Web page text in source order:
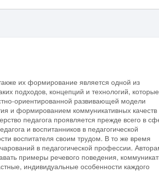
их формирование является одной из
подходов, концепций и технологий, которые
ориентированной развивающей модели
и формированием коммуникативных качеств
педагога проявляется прежде всего в
и воспитанников в педагогической
воспитателя своим трудом. В то же время
в педагогической профессии.
примеры речевого поведения,
индивидуальные особенности каждого